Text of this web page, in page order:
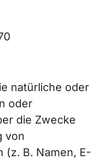
natürliche oder
oder
die Zwecke
von
(z. B. Namen, E-